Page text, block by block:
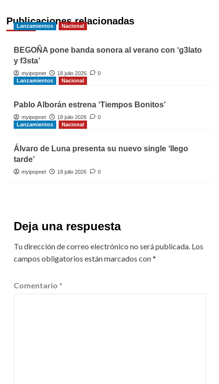
Publicaciones relacionadas
Lanzamientos Nacional
BEGOÑA pone banda sonora al verano con ‘g3lato
y f3sta’
myipopnet 18 julio 2026
0
Lanzamientos
Nacional
Pablo Alborán estrena ‘Tiempos Bonitos’
myipopnet 18 julio 2026
0
Lanzamientos
Nacional
Álvaro de Luna presenta su nuevo single ‘llego
tarde’
myipopnet 18 julio 2026 0
Deja una respuesta
Tu dirección de correo electrónico no será publicada. Los
campos obligatorios están marcados con*
Comentario *